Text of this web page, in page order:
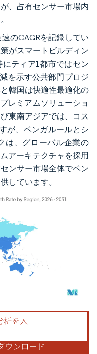
、占有センサー市場内
のCAGRを記録してい
がスマートビルディン
ティア1都市ではセン
を示す公共部門プロジ
韓国は快適性最適化の
レミアムソリューショ
東南アジアでは、コス
が、ベンガルールとシ
は、グローバル企業の
アーキテクチャを採用
ンサー市場全体でベン
しています。
4.0の表示が必要です。